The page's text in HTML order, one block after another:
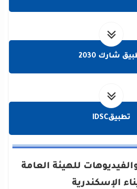
شارك 2030
تطبيقIDSC
للهيئة العامة
الإسكندرية